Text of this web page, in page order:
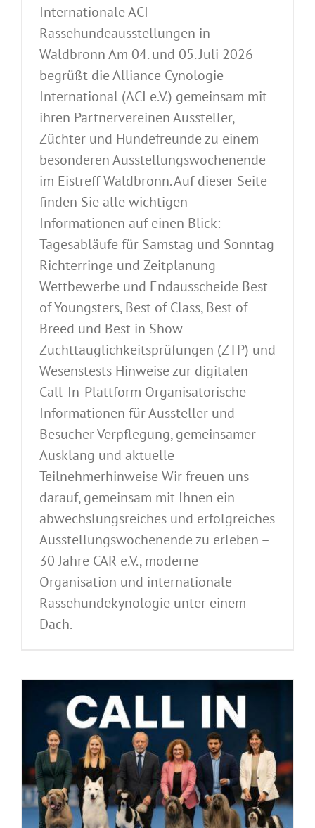
Internationale ACI-
Rassehundeausstellungen in
Waldbronn Am 04. und 05. Juli 2026
begrüßt die Alliance Cynologie
International (ACI e.V.) gemeinsam mit
ihren Partnervereinen Aussteller,
Züchter und Hundefreunde zu einem
besonderen Ausstellungswochenende
im Eistreff Waldbronn. Auf dieser Seite
finden Sie alle wichtigen
Informationen auf einen Blick:
Tagesabläufe für Samstag und Sonntag
Richterringe und Zeitplanung
Wettbewerbe und Endausscheide Best
of Youngsters, Best of Class, Best of
Breed und Best in Show
Zuchttauglichkeitsprüfungen (ZTP) und
Wesenstests Hinweise zur digitalen
Call-In-Plattform Organisatorische
Informationen für Aussteller und
Besucher Verpflegung, gemeinsamer
Ausklang und aktuelle
Teilnehmerhinweise Wir freuen uns
darauf, gemeinsam mit Ihnen ein
abwechslungsreiches und erfolgreiches
Ausstellungswochenende zu erleben –
30 Jahre CAR e.V., moderne
Organisation und internationale
Rassehundekynologie unter einem
Dach.